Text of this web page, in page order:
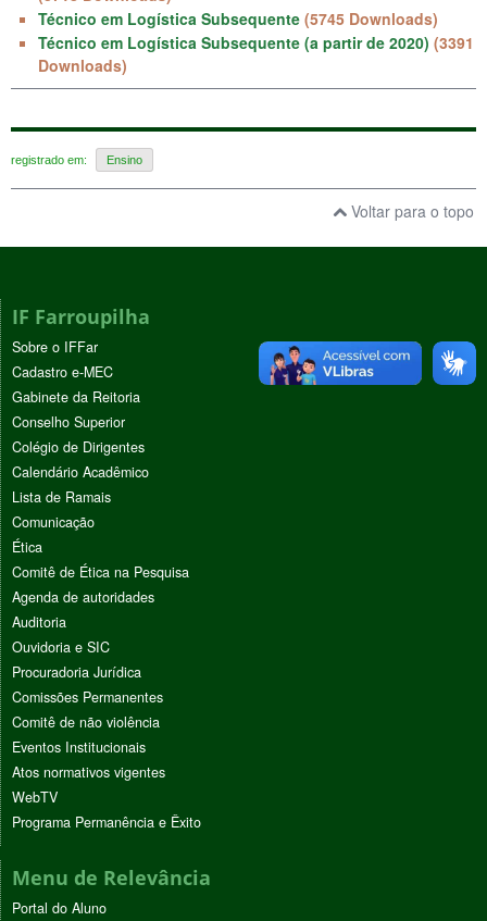
Técnico em Logística Subsequente (5745 Downloads)
Técnico em Logística Subsequente (a partir de 2020) (3391
Downloads)
registrado em: Ensino
Voltar para o topo
IF Farroupilha
Sobre o IFFar
Cadastro e-MEC
Gabinete da Reitoria
Conselho Superior
Colégio de Dirigentes
Calendário Acadêmico
Lista de Ramais
Comunicação
Ética
Comitê de Ética na Pesquisa
Agenda de autoridades
Auditoria
Ouvidoria e SIC
Procuradoria Jurídica
Comissões Permanentes
Comitê de não violência
Eventos Institucionais
Atos normativos vigentes
WebTV
Programa Permanência e Êxito
Menu de Relevância
Portal do Aluno